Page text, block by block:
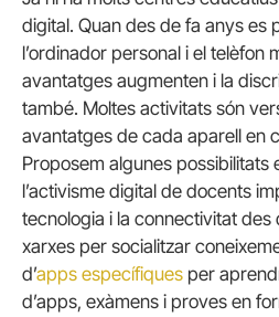
digital. Quan des de fa anys es
l’ordinador personal i el telèfon
avantatges augmenten i la
també. Moltes activitats són
avantatges de cada aparell en
Proposem algunes possibilitats
l’activisme digital de docents
tecnologia i la connectivitat des
xarxes per socialitzar
d’apps específiques per
d’apps, exàmens i proves en